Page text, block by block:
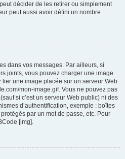
décider de les retirer ou simplement
peut aussi avoir défini un nombre
dans vos messages. Par ailleurs, si
joints, vous pouvez charger une image
lier une image placée sur un serveur Web
mon-image.gif. Vous ne pouvez pas
si c’est un serveur Web public) ni des
d’authentification, exemple : boîtes
par un mot de passe, etc. Pour
[img].